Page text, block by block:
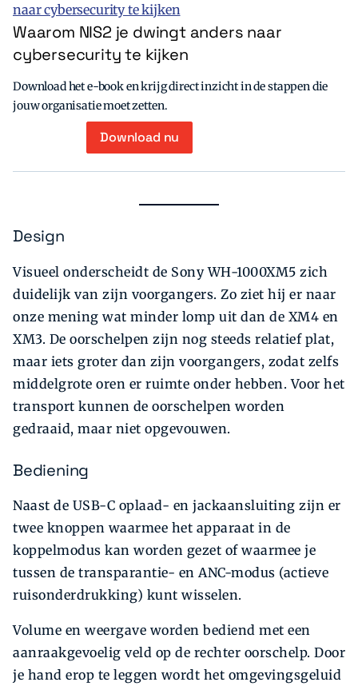
Waarom NIS2 je dwingt anders naar
cybersecurity te kijken
Download het e-book en krijg direct inzicht in de stappen die
jouw organisatie moet zetten.
Download nu
Design
Visueel onderscheidt de Sony WH-1000XM5 zich
duidelijk van zijn voorgangers. Zo ziet hij er naar
onze mening wat minder lomp uit dan de XM4 en
XM3. De oorschelpen zijn nog steeds relatief plat,
maar iets groter dan zijn voorgangers, zodat zelfs
middelgrote oren er ruimte onder hebben. Voor het
transport kunnen de oorschelpen worden
gedraaid, maar niet opgevouwen.
Bediening
Naast de USB-C oplaad- en jackaansluiting zijn er
twee knoppen waarmee het apparaat in de
koppelmodus kan worden gezet of waarmee je
tussen de transparantie- en ANC-modus (actieve
ruisonderdrukking) kunt wisselen.
Volume en weergave worden bediend met een
aanraakgevoelig veld op de rechter oorschelp. Door
je hand erop te leggen wordt het omgevingsgeluid